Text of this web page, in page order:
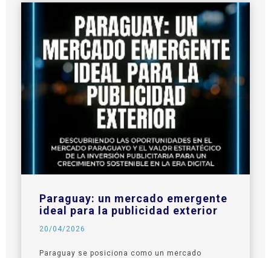
Paraguay: un mercado emergente
ideal para la publicidad exterior
20/04/2026
Paraguay se posiciona como un mercado